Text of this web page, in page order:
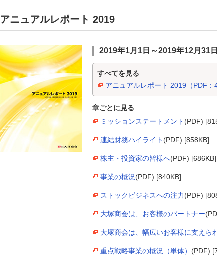
アニュアルレポート 2019
2019年1月1日～2019年12月31日
すべてを見る
アニュアルレポート 2019（PDF：
章ごとに見る
ミッションステートメント (PDF)
連結財務ハイライト (PDF) [858KB]
株主・投資家の皆様へ(PDF) [686KB]
事業の概況(PDF) [840KB]
ストックビジネスへの注力(PDF)
大塚商会は、お客様のパートナー
大塚商会は、幅広いお客様に支えら
重点戦略事業の概況（単体） (PDF)